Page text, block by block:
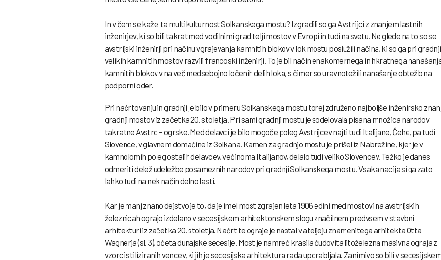
In v čem se kaže ta multikulturnost Solkanskega mostu? Izgradili so ga Avstrijci z znanjem lastnih
inženirjev, ki so bili takrat med vodilnimi graditelji mostov v Evropi in tudi na svetu. Ne glede na to so se
avstrijski inženirji pri načinu vgrajevanja kamnitih blokov v lok mostu poslužili načina, ki so ga pri gradnji
velikih kamnitih mostov razvili francoski inženirji. To je bil način enakomernega in hkratnega
kamnitih blokov v na več medsebojno ločenih delih loka, s čimer so uravnotežili nanašanje obtežb na
podporni oder.
Pri načrtovanju in gradnji je bilo v primeru Solkanskega mostu torej združeno najboljše inženirsko
gradnji mostov iz začetka 20. stoletja. Pri sami gradnji mostu je sodelovala pisana množica narodov
takratne Avstro – ogrske. Med delavci je bilo mogoče poleg Avstrijcev najti tudi Italijane, Čehe, pa tudi
Slovence, v glavnem domačine iz Solkana. Kamen za gradnjo mostu je prišel iz Nabrežine, kjer je v
kamnolomih poleg ostalih delavcev, večinoma Italijanov, delalo tudi veliko Slovencev. Težko je danes
odmeriti delež udeležbe posameznih narodov pri gradnji Solkanskega mostu. Vsaka nacija si ga zato
lahko tudi na nek način delno lasti.
Kar je manj znano dejstvo je to, da je imel most zgrajen leta 1906 edini med mostovi na avstrijskih
železnicah ograjo izdelano v secesijskem arhitektonskem slogu značilnem predvsem v stavbni
arhitekturi iz začetka 20. stoletja. Načrt te ograje je nastal v ateljeju znamenitega arhitekta Otta
Wagnerja (sl. 3), očeta dunajske secesije. Most je namreč krasila čudovita litoželezna masivna ograja z
vzorci stiliziranih vencev, ki jih je secesijska arhitektura rada uporabljala. Zanimivo so bili v secesijskem